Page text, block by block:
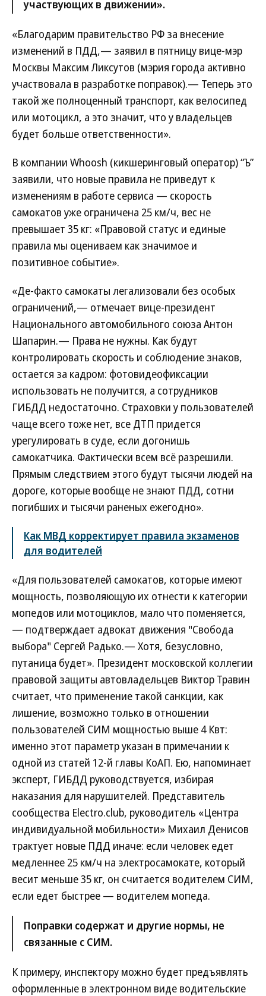
участвующих в движении».
«Благодарим правительство РФ за внесение
изменений в ПДД,— заявил в пятницу вице-мэр
Москвы Максим Ликсутов (мэрия города активно
участвовала в разработке поправок).— Теперь это
такой же полноценный транспорт, как велосипед
или мотоцикл, а это значит, что у владельцев
будет больше ответственности».
В компании Whoosh (кикшеринговый оператор) “Ъ”
заявили, что новые правила не приведут к
изменениям в работе сервиса — скорость
самокатов уже ограничена 25 км/ч, вес не
превышает 35 кг: «Правовой статус и единые
правила мы оцениваем как значимое и
позитивное событие».
«Де-факто самокаты легализовали без особых
ограничений,— отмечает вице-президент
Национального автомобильного союза Антон
Шапарин.— Права не нужны. Как будут
контролировать скорость и соблюдение знаков,
остается за кадром: фотовидеофиксации
использовать не получится, а сотрудников
ГИБДД недостаточно. Страховки у пользователей
чаще всего тоже нет, все ДТП придется
урегулировать в суде, если догонишь
самокатчика. Фактически всем всё разрешили.
Прямым следствием этого будут тысячи людей на
дороге, которые вообще не знают ПДД, сотни
погибших и тысячи раненых ежегодно».
Как МВД корректирует правила экзаменов
для водителей
«Для пользователей самокатов, которые имеют
мощность, позволяющую их отнести к категории
мопедов или мотоциклов, мало что поменяется,
— подтверждает адвокат движения "Свобода
выбора" Сергей Радько.— Хотя, безусловно,
путаница будет». Президент московской коллегии
правовой защиты автовладельцев Виктор Травин
считает, что применение такой санкции, как
лишение, возможно только в отношении
пользователей СИМ мощностью выше 4 Квт:
именно этот параметр указан в примечании к
одной из статей 12-й главы КоАП. Ею, напоминает
эксперт, ГИБДД руководствуется, избирая
наказания для нарушителей. Представитель
сообщества Electro.club, руководитель «Центра
индивидуальной мобильности» Михаил Денисов
трактует новые ПДД иначе: если человек едет
медленнее 25 км/ч на электросамокате, который
весит меньше 35 кг, он считается водителем СИМ,
если едет быстрее — водителем мопеда.
Поправки содержат и другие нормы, не
связанные с СИМ.
К примеру, инспектору можно будет предъявлять
оформленные в электронном виде водительские